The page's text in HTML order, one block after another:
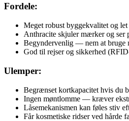
Fordele:
Meget robust byggekvalitet og
Anthracite skjuler mærker og ser
Begyndervenlig — nem at bruge
God til rejser og sikkerhed
Ulemper:
Begrænset kortkapacitet hvis du
Ingen møntlomme — kræver
Låsemekanismen kan føles stiv
Får kosmetiske ridser ved hårde